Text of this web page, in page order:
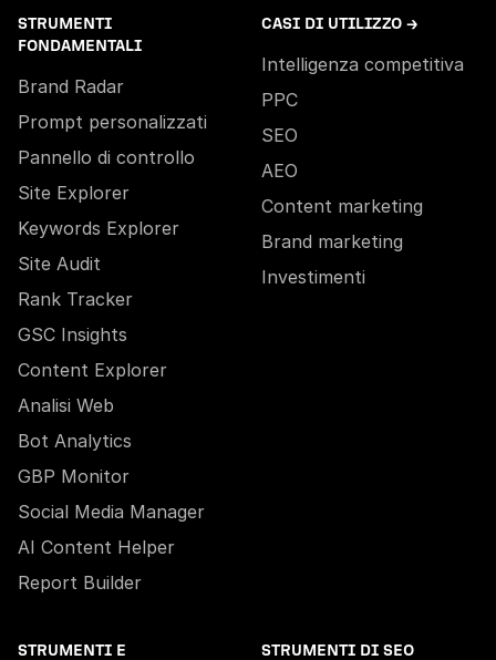
STRUMENTI
FONDAMENTALI
Brand Radar
Prompt personalizzati
Pannello di controllo
Site Explorer
Keywords Explorer
Site Audit
Rank Tracker
GSC Insights
Content Explorer
Analisi Web
Bot Analytics
GBP Monitor
Social Media Manager
AI Content Helper
Report Builder
CASI DI UTILIZZO →
Intelligenza competitiva
PPC
SEO
AEO
Content marketing
Brand marketing
Investimenti
STRUMENTI E
STRUMENTI DI SEO